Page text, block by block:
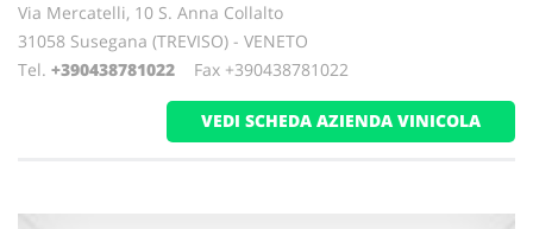
Via Mercatelli, 10 S. Anna Collalto
31058 Susegana (TREVISO) - VENETO
Tel. +390438781022 Fax +390438781022
VEDI SCHEDA AZIENDA VINICOLA